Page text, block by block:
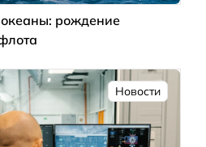
рождение
Новости